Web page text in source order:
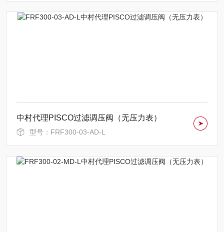
中村代理PISCO过滤调压阀（无压力表）
型号：FRF300-03-AD-L